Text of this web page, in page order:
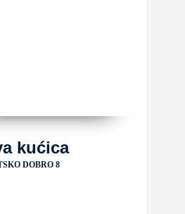
kućica
DOBRO 8